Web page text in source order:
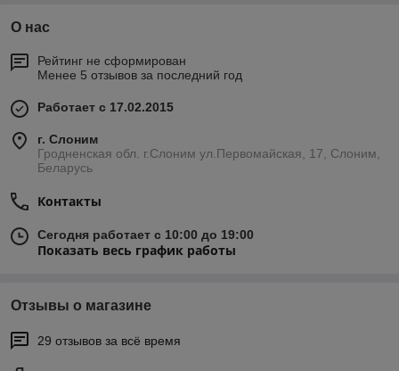
О нас
Рейтинг не сформирован
Менее 5 отзывов за последний год
Работает с 17.02.2015
г. Слоним
Гродненская обл. г.Слоним ул.Первомайская, 17, Слоним,
Беларусь
Контакты
Сегодня работает с 10:00 до 19:00
Показать весь график работы
Отзывы о магазине
29 отзывов за всё время